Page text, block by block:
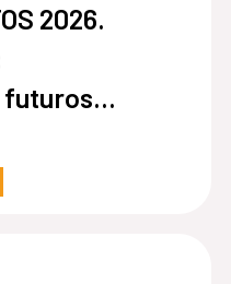
2026.
futuros